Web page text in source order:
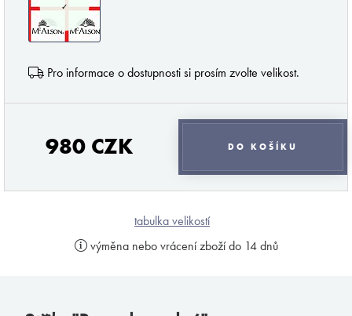
✓
Pro informace o dostupnosti si prosím zvolte velikost.
980 CZK DO KOŠÍKU
tabulka velikostí
výměna nebo vrácení zboží do 14 dnů
Pořádné prádlo pro každého muže
Z profesionálního úhlu pohledu musím říci
pánové, že málo dbáte na kvalitu a s tím spojené
pohodlí a styl svého spodního prádla. Jsem tu
proto, abych vám v tomto podal pomocnou ruku a
provedl vás vámi ne zcela objeveným světem
pánského prádla. Mou profesionalitou a